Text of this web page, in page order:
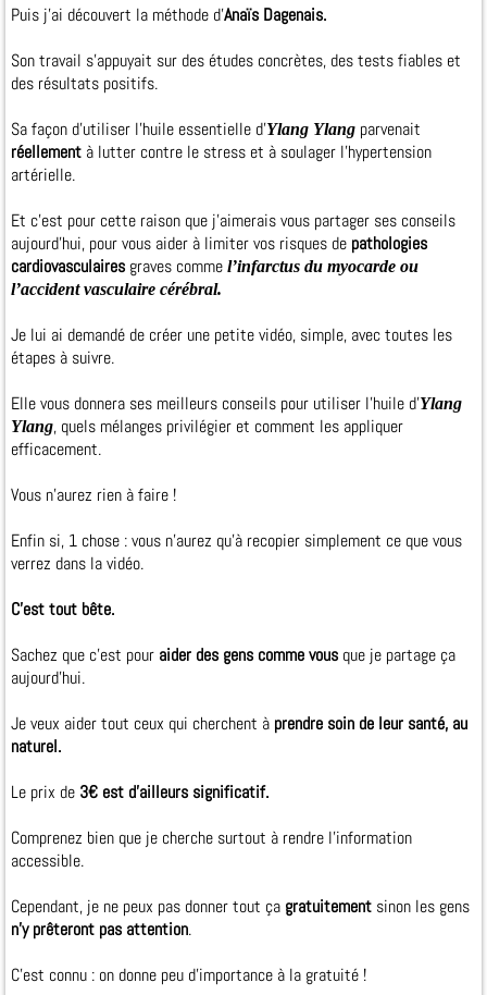
Puis j'ai découvert la méthode d’Anaïs Dagenais.
Son travail s’appuyait sur des études concrètes, des tests fiables et
des résultats positifs.
Sa façon d’utiliser l’huile essentielle d’Ylang Ylang parvenait
réellement à lutter contre le stress et à soulager l’hypertension
artérielle.
Et c’est pour cette raison que j’aimerais vous partager ses conseils
aujourd’hui, pour vous aider à limiter vos risques de pathologies
cardiovasculaires graves comme l’infarctus du myocarde ou
l’accident vasculaire cérébral.
Je lui ai demandé de créer une petite vidéo, simple, avec toutes les
étapes à suivre.
Elle vous donnera ses meilleurs conseils pour utiliser l’huile d’Ylang
Ylang, quels mélanges privilégier et comment les appliquer
efficacement.
Vous n’aurez rien à faire !
Enfin si, 1 chose : vous n’aurez qu’à recopier simplement ce que vous
verrez dans la vidéo.
C’est tout bête.
Sachez que c’est pour aider des gens comme vous que je partage ça
aujourd'hui.
Je veux aider tout ceux qui cherchent à prendre soin de leur santé, au
naturel.
Le prix de 3€ est d'ailleurs significatif.
Comprenez bien que je cherche surtout à rendre l'information
accessible.
Cependant, je ne peux pas donner tout ça gratuitement sinon les gens
n'y prêteront pas attention.
C'est connu : on donne peu d'importance à la gratuité !